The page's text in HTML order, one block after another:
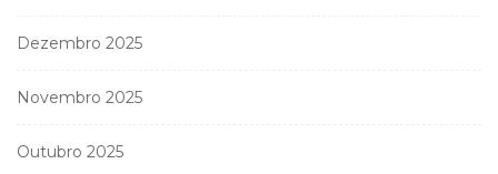
Dezembro 2025
Novembro 2025
Outubro 2025